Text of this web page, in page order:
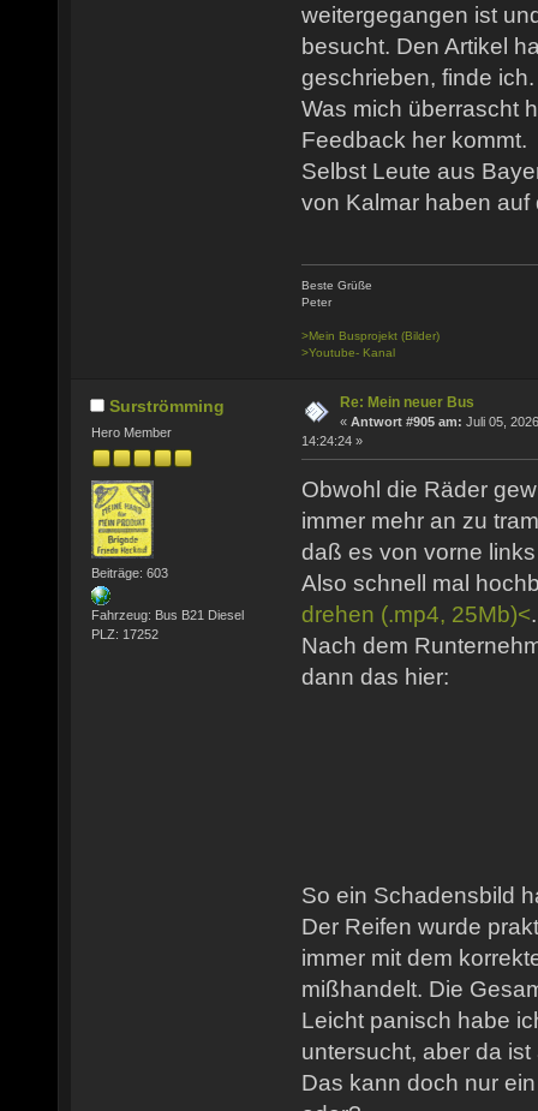
weitergegangen ist
besucht. Den Artikel
geschrieben, finde ich.
Was mich überrascht
Feedback her kommt.
Selbst Leute aus
von Kalmar haben
Beste Grüße
Peter
>Mein Busprojekt (Bilder)
>Youtube- Kanal
Surströmming
Hero Member
Beiträge: 603
Fahrzeug: Bus B21 Diesel
PLZ: 17252
Re: Mein neuer Bus
« Antwort #905 am: Juli 05,
14:24:24 »
Obwohl die Räder
immer mehr an zu
daß es von vorne
Also schnell mal
drehen (.mp4, 25Mb)<
Nach dem
dann das hier:
So ein Schadensbild
Der Reifen wurde
immer mit dem
mißhandelt. Die
Leicht panisch habe
untersucht, aber da ist
Das kann doch nur